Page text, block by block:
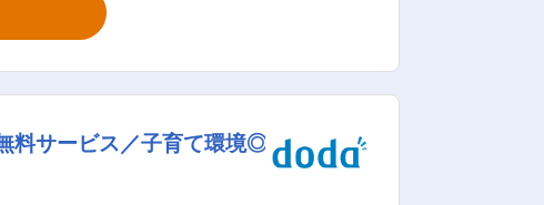
不純物も許さない純粋性が必要です。 合
厚生も充実しており、 社員が長期に渡り働
料サービス／子育て環境◎